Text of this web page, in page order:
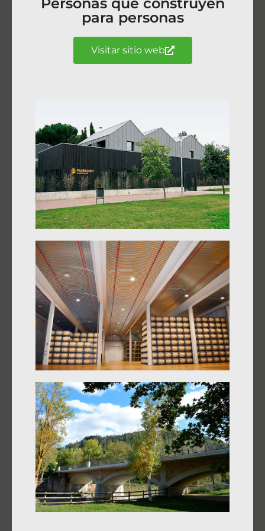
para personas
Visitar sitio web